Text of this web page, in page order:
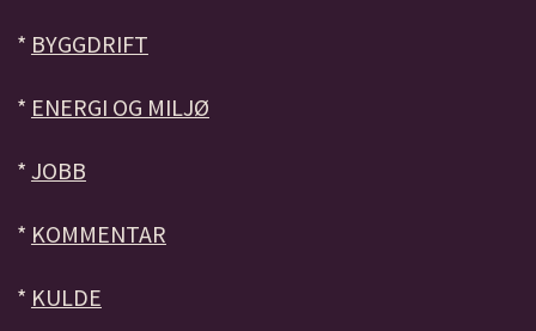
* BYGGDRIFT
* ENERGI OG MILJØ
* JOBB
* KOMMENTAR
* KULDE